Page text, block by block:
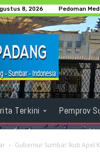
8, 2026 Pedoman
Terkini Pemprov
Gubernur Sumbar Ikuti Apel